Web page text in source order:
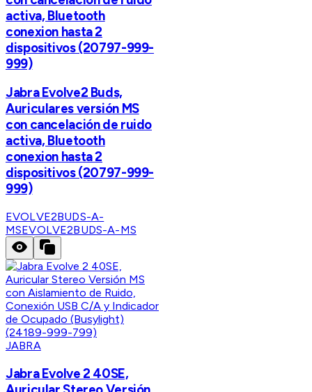
activa, Bluetooth
conexion hasta 2
dispositivos (20797-999-
999)
Jabra Evolve2 Buds,
Auriculares versión MS
con cancelación de ruido
activa, Bluetooth
conexion hasta 2
dispositivos (20797-999-
999)
EVOLVE2BUDS-A-
MSEVOLVE2BUDS-A-MS
JABRA
Jabra Evolve 2 40SE,